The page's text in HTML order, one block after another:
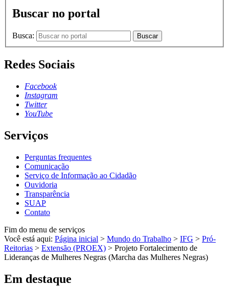
Buscar no portal
Busca: Buscar
Redes Sociais
Facebook
Instagram
Twitter
YouTube
Serviços
Perguntas frequentes
Comunicação
Serviço de Informação ao Cidadão
Ouvidoria
Transparência
SUAP
Contato
Fim do menu de serviços
Você está aqui: Página inicial > Mundo do Trabalho > IFG > Pró-
Reitorias > Extensão (PROEX) > Projeto Fortalecimento de
Lideranças de Mulheres Negras (Marcha das Mulheres Negras)
Em destaque